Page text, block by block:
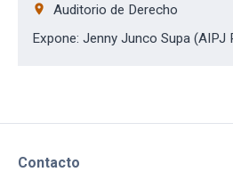
place
Auditorio de Derecho
Expone: Jenny Junco Supa (AIPJ
Contacto